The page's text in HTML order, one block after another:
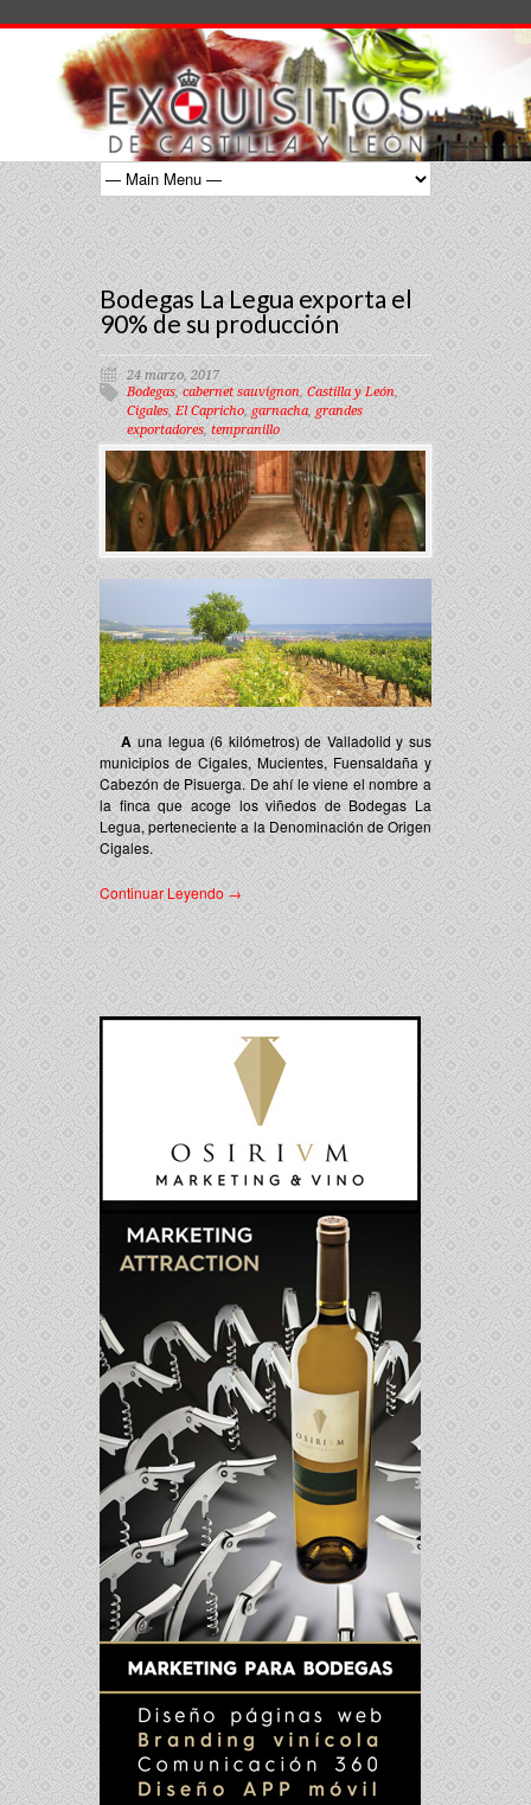
Bodegas La Legua exporta el
90% de su producción
24 marzo, 2017
Bodegas, cabernet sauvignon, Castilla y León,
Cigales,El Capricho, garnacha, grandes
exportadores, tempranillo
A una legua (6 kilómetros) de Valladolid y sus
municipios de Cigales, Mucientes, Fuensaldaña y
Cabezón de Pisuerga. De ahí le viene el nombre a
la finca que acoge los viñedos de Bodegas La
Legua, perteneciente a la Denominación de Origen
Cigales.
Continuar Leyendo →